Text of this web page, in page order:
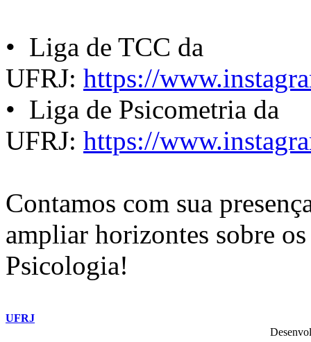
•⁠ Liga de TCC da
UFRJ: https://
•⁠ ⁠Liga de Psicometria da
UFRJ: https://
Contamos com sua
ampliar horizontes sobre
Psicologia!
UFRJ